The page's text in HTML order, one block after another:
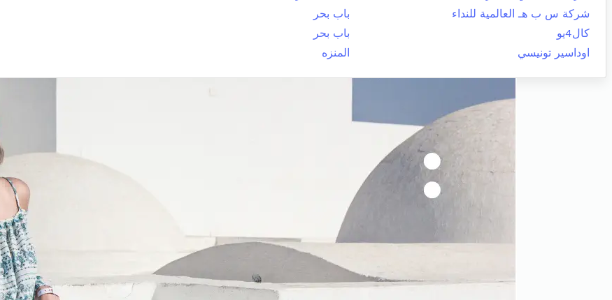
شركة س ب هـ العالمية للنداء
باب بحر
كال4يو
باب بحر
اوداسير تونيسي
المنزه